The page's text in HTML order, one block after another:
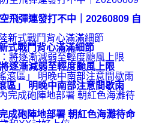
飛彈連發打不中｜20260809 自
式戰鬥背心滿滿細節
逐漸減弱至輕度颱風上限
區」 明晚中南部注意間歇雨
成砲陣地部署 朝紅色海灘待命